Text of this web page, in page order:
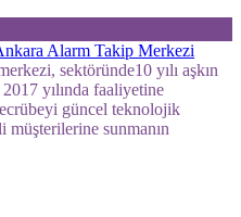
sektöründe10 yılı aşkın
yılında faaliyetine
güncel teknolojik
sunmanın